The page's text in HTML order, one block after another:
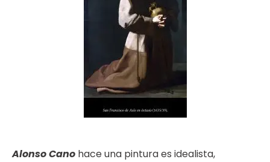
Alonso Cano hace una pintura es idealista,